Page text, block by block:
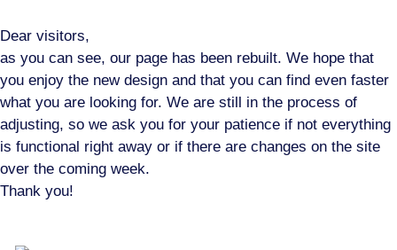
Dear visitors,
as you can see, our page has been rebuilt. We hope that
you enjoy the new design and that you can find even faster
what you are looking for. We are still in the process of
adjusting, so we ask you for your patience if not everything
is functional right away or if there are changes on the site
over the coming week.
Thank you!